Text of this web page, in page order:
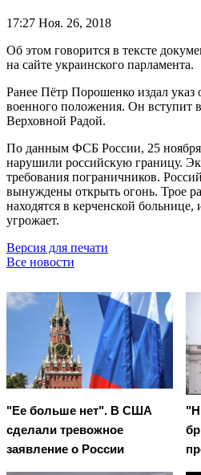
17:27 Ноя. 26, 2018
Об этом говорится в тексте
на сайте украинского парламента.
Ранее Пётр Порошенко издал указ
военного положения. Он вступит
Верховной Радой.
По данным ФСБ России, 25
нарушили российскую границу.
требования пограничников.
вынуждены открыть огонь. Трое
находятся в керченской
угрожает.
Версия для печати
Все новости
"Ее больше нет". В США
сделали тревожное
заявление о России